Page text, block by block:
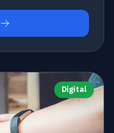
Digital